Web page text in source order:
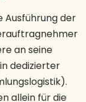
Ausführung der
an seine
dedizierter
allein für die